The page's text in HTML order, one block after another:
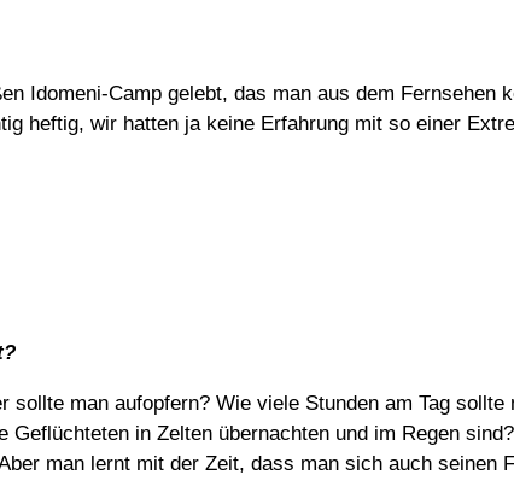
Idomeni-Camp gelebt, das man aus dem
heftig, wir hatten ja keine Erfahrung mit so einer
man aufopfern? Wie viele Stunden am Tag
in Zelten übernachten und im Regen
man lernt mit der Zeit, dass man sich auch seinen